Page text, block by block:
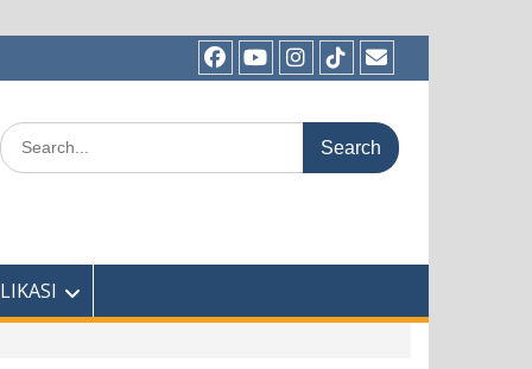
FacebookYoutubeInstagram
TikTokEmail
Search
for: